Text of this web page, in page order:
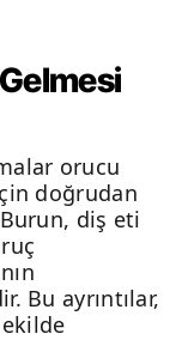
orucu
doğrudan
diş eti
Bu ayrıntılar,